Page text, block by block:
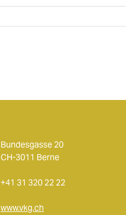
Bundesgasse 20
CH-3011 Berne
+41 31 320 22 22
www.vkg.ch